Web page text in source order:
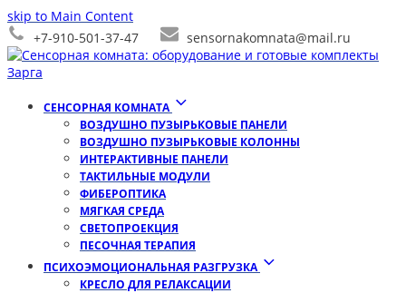
skip to Main Content
+7-910-501-37-47
sensornakomnata@mail.ru
СЕНСОРНАЯ КОМНАТА
ВОЗДУШНО ПУЗЫРЬКОВЫЕ ПАНЕЛИ
ВОЗДУШНО ПУЗЫРЬКОВЫЕ КОЛОННЫ
ИНТЕРАКТИВНЫЕ ПАНЕЛИ
ТАКТИЛЬНЫЕ МОДУЛИ
ФИБЕРОПТИКА
МЯГКАЯ СРЕДА
СВЕТОПРОЕКЦИЯ
ПЕСОЧНАЯ ТЕРАПИЯ
ПСИХОЭМОЦИОНАЛЬНАЯ РАЗГРУЗКА
КРЕСЛО ДЛЯ РЕЛАКСАЦИИ